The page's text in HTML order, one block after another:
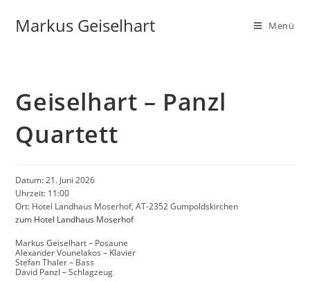
Markus Geiselhart Menü
Geiselhart – Panzl
Quartett
Datum:21. Juni 2026
Uhrzeit: 11:00
Ort: Hotel Landhaus Moserhof, AT-2352 Gumpoldskirchen
zum Hotel Landhaus Moserhof
Markus Geiselhart – Posaune
Alexander Vounelakos – Klavier
Stefan Thaler – Bass
David Panzl – Schlagzeug